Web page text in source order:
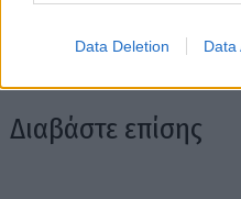
Data Deletion Data
Διαβάστε επίσης